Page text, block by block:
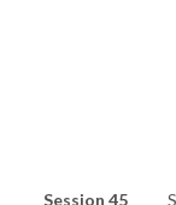
Session 45